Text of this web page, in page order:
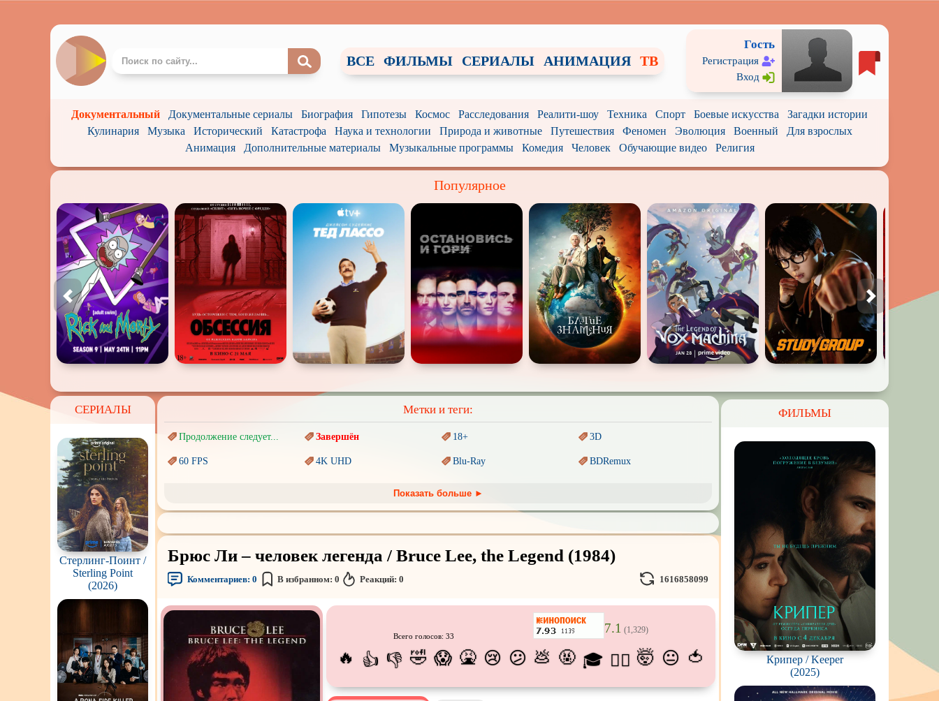
ВСЕ ФИЛЬМЫ СЕРИАЛЫ АНИМАЦИЯ ТВ
Гость
Регистрация
Вход
Документальный Документальные сериалы Биография Гипотезы Космос Расследования Реалити-шоу Техника Спорт Боевые искусства
Загадки истории
Кулинария
Музыка Исторический Катастрофа Наука и технологии Природа и животные Путешествия Феномен Эволюция Военный
Для взрослых
Анимация
Дополнительные материалы Музыкальные программы Комедия Человек Обучающие видео Религия
Популярное
СЕРИАЛЫ
Стерлинг-Поинт /
Sterling Point
(2026)
Метки и теги:
Продолжение следует... Завершён 18+ 3D
60 FPS 4K UHD Blu-Ray BDRemux
Авангард иСюрреализм Ангелы и Демоны Аниме Антиутопия
Врачи Гении Индийское кино Киберпанк
Коллекция Комикс Маги и Волшебники Наркотики
Новогодние Основанное нареальных
Гоблина
Перевод Подростковая
Постапокалипсис Про акул Про апокалипсис
Про богатых Про богов Про вампиров Про ведьм
Про викингов Про выживание Про гангстеров Про гонки
Показать больше ►
Брюс Ли – человек легенда / Bruce Lee, the Legend (1984)
Комментариев: 0 В избранном: 0 Реакций: 0 1616858099
Всего голосов: 33
7.1 (1,329)
🔥 👍 👎 🤣 😱 🤮 😢 😕 💩 🤬 🎓 😵‍💫 🤯 😐 🍅
ФИЛЬМЫ
Крипер / Keeper
(2025)